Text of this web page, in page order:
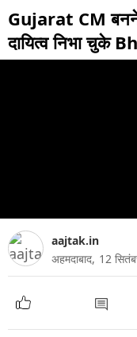
Gujarat CM
दायित्व निभा
aajtak.in
अहमदाबाद, 12